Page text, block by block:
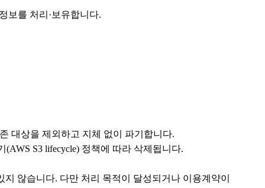
보를 처리·보유합니다.
대상을 제외하고 지체 없이 파기합니다.
S3 lifecycle) 정책에 따라 삭제됩니다.
않습니다. 다만 처리 목적이 달성되거나 이용계약이